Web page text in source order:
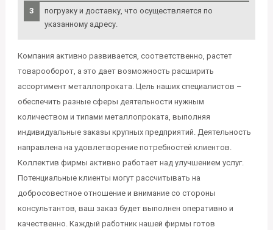
погрузку и доставку, что осуществляется по
указанному адресу.
Компания активно развивается, соответственно, растет
товарооборот, а это дает возможность расширить
ассортимент металлопроката. Цель наших специалистов –
обеспечить разные сферы деятельности нужным
количеством и типами металлопроката, выполняя
индивидуальные заказы крупных предприятий. Деятельность
направлена на удовлетворение потребностей клиентов.
Коллектив фирмы активно работает над улучшением услуг.
Потенциальные клиенты могут рассчитывать на
добросовестное отношение и внимание со стороны
консультантов, ваш заказ будет выполнен оперативно и
качественно. Каждый работник нашей фирмы готов